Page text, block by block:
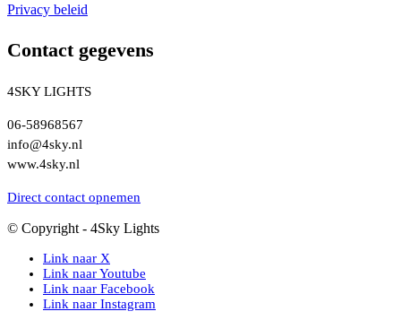
Privacy beleid
Contact gegevens
4SKY LIGHTS
06-58968567
info@4sky.nl
www.4sky.nl
Direct contact opnemen
© Copyright - 4Sky Lights
Link naar X
Link naar Youtube
Link naar Facebook
Link naar Instagram